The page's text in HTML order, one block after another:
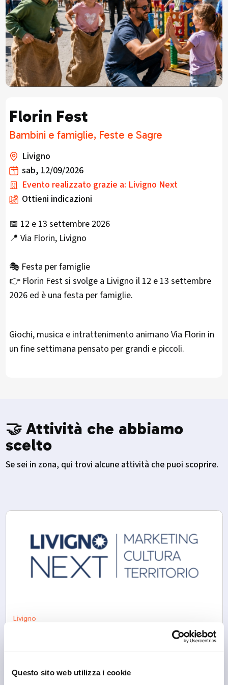
Questo sito web utilizza i cookie
Florin Fest
Bambini e famiglie, Feste e Sagre
Livigno
sab, 12/09/2026
Evento realizzato grazie a: Livigno Next
Ottieni indicazioni
📅 12 e 13 settembre 2026
📍 Via Florin, Livigno
🎭 Festa per famiglie
👉 Florin Fest si svolge a Livigno il 12 e 13 settembre
2026 ed è una festa per famiglie.
Giochi, musica e intrattenimento animano Via Florin in
un fine settimana pensato per grandi e piccoli.
🤝 Attività che abbiamo
scelto
Se sei in zona, qui trovi alcune attività che puoi scoprire.
Livigno